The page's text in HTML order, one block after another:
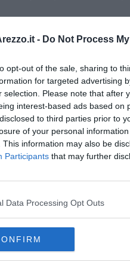
- Do Not Process
opt-out of the sale, sharing to
for targeted advertising
selection. Please note that after
interest-based ads based
to third parties prior to
of your personal
This information may also be
Participants that may further
Data Processing Opt Outs
è il capitano
dell’Arma ed ufficiale
il Tutela Patrimonio
del Nucleo Scorte del
iscriviti alla
Newsletter
nella tua casella di posta.
chiuso
casolare
alla moda